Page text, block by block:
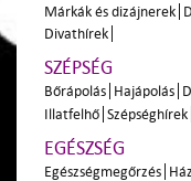
Márkák és dizájnerek
Divathírek
SZÉPSÉG
Bőrápolás Hajápolás
Illatfelhő Szépséghírek
EGÉSZSÉG
Egészségmegőrzés